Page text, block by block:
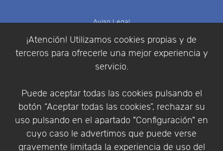
¡Atención! Utilizamos cookies propias y de
terceros para ofrecerle una mejor experiencia y
servicio.
Puede aceptar todas las cookies pulsando el
botón “Aceptar todas las cookies”, rechazar su
uso pulsando en el apartado "Configuración" en
cuyo caso le advertimos que puede verse
gravemente limitada la experiencia de uso del
Aviso Legal
Condiciones de compra
Identificarse
Empresa|Aviso Legal| Política de Privacidad |